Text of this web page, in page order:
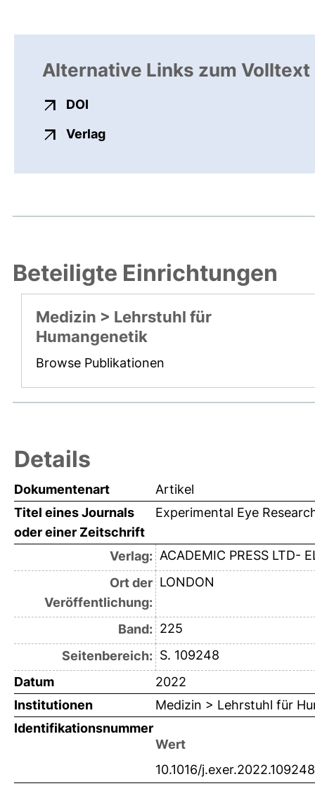
Alternative Links zum Volltext
DOI
Verlagexterner Link, öffnet neues
Beteiligte Einrichtungen
Medizin > Lehrstuhl für
Humangenetik
Browse Publikationen
Details
Dokumentenart
Artikel
Titel eines Journals
oder einer Zeitschrift
Experimental Eye
Verlag: ACADEMIC PRESS LTD-
Ort der
Veröffentlichung:
LONDON
Band: 225
Seitenbereich: S. 109248
Datum
2022
Institutionen
Medizin > Lehrstuhl für
Identifikationsnummer
Wert
10.1016/j.exer.2022.109248